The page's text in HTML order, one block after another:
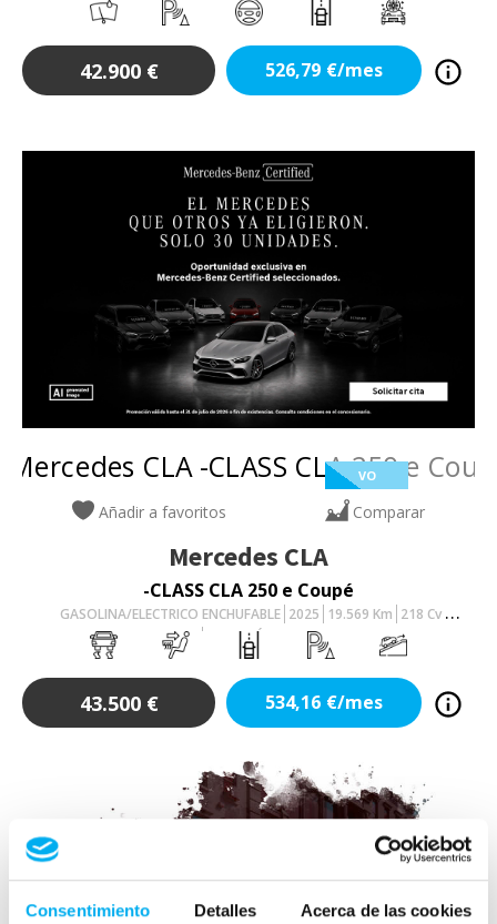
Consentimiento Detalles Acerca de las cookies
42.900 € 526,79 €/mes
VO
Añadir a favoritos Comparar
Mercedes CLA
-CLASS CLA 250 e Coupé
GASOLINA/ELECTRICO ENCHUFABLE 2025 19.569 Km 218 Cv
AUTOMÁTICO
43.500 € 534,16 €/mes